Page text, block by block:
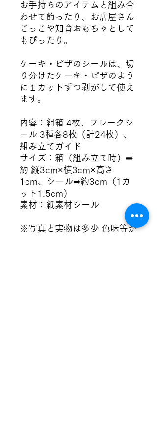
お手持ちのアイテムと組み合
わせて飾ったり、お店屋さん
ごっこや知育おもちゃとして
もぴったり。
ケーキ・ピザのシールは、切
り分けたケーキ・ピザのよう
に１カットずつ剥がして使え
ます。
内容：組箱 4枚、フレークシ
ール 3種各8枚（計24枚）、
組み立てガイド
サイズ：箱（組み立て時）➡︎
約 縦3cm×横3cm×高さ
1cm、シール➡︎約3cm（1カ
ット1.5cm）
素材：紙素材シール
※写真と実物は多少 色味等が